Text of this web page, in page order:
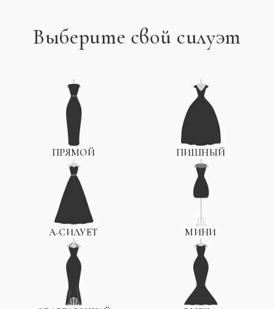
Выберите свой силуэт
ПРЯМОЙ ПИШНЫЙ
А-СИЛУЕТ МИНИ